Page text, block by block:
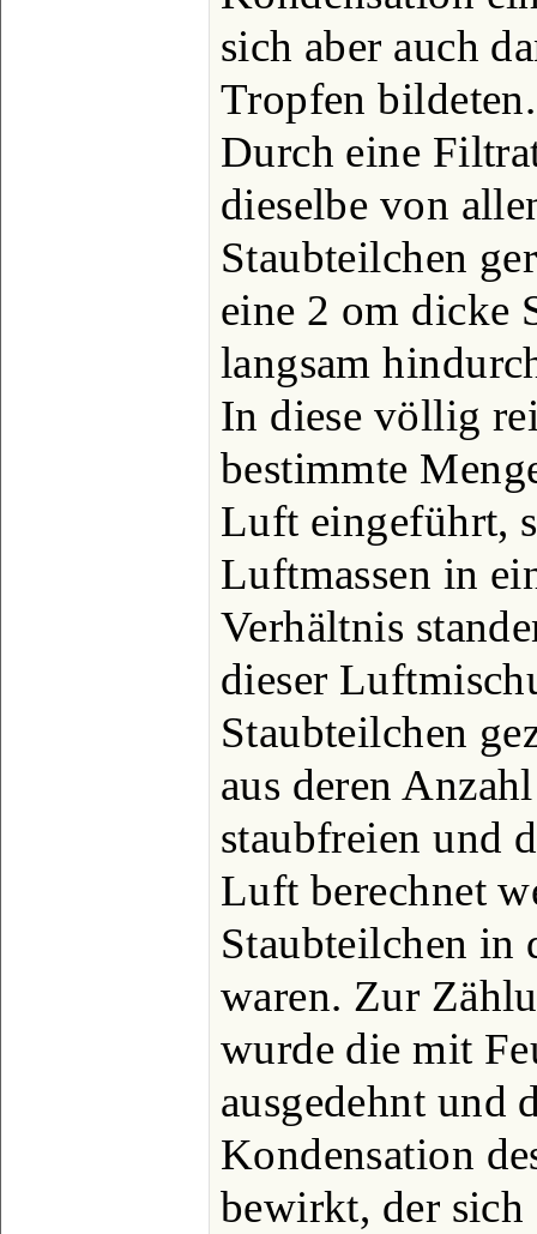
sich aber auch
Tropfen bildeten.
Durch eine
dieselbe von
Staubteilchen
eine 2 om dicke
langsam
In diese völlig
bestimmte
Luft eingeführt,
Luftmassen in
Verhältnis
dieser
Staubteilchen
aus deren
staubfreien und
Luft berechnet
Staubteilchen in
waren. Zur
wurde die mit
ausgedehnt und
Kondensation
bewirkt, der sich